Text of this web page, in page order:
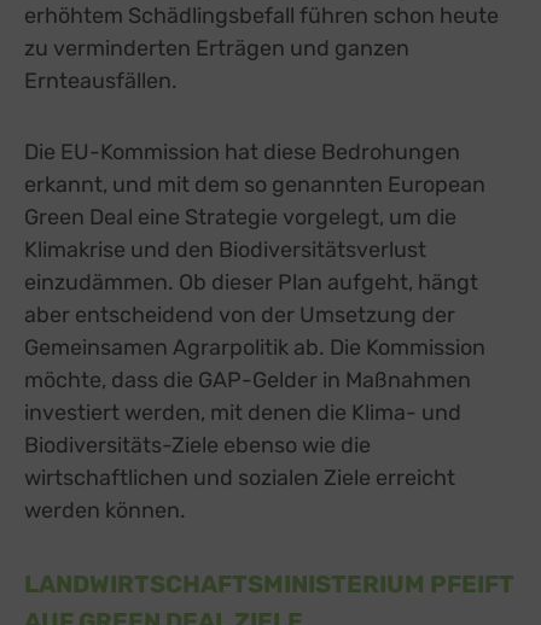
erhöhtem Schädlingsbefall führen schon heute
zu verminderten Erträgen und ganzen
Ernteausfällen.
Die EU-Kommission hat diese Bedrohungen
erkannt, und mit dem so genannten European
Green Deal eine Strategie vorgelegt, um die
Klimakrise und den Biodiversitätsverlust
einzudämmen. Ob dieser Plan aufgeht, hängt
aber entscheidend von der Umsetzung der
Gemeinsamen Agrarpolitik ab. Die Kommission
möchte, dass die GAP-Gelder in Maßnahmen
investiert werden, mit denen die Klima- und
Biodiversitäts-Ziele ebenso wie die
wirtschaftlichen und sozialen Ziele erreicht
werden können.
LANDWIRTSCHAFTSMINISTERIUM PFEIFT